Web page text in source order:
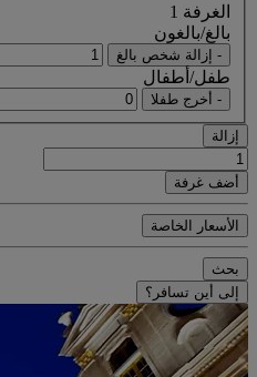
الغرفة 1
بالغ/بالغون
- إزالة شخص بالغ
طفل/أطفال
- أخرج طفلا
إزالة
أضف غرفة
الأسعار الخاصة
بحث
إلى أين تسافر؟